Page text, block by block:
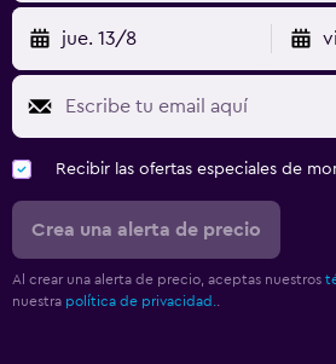
jue. 13/8
Recibir las ofertas especiales de
Crea una alerta de precio
Al crear una alerta de precio, aceptas nuestros
nuestra política de privacidad.